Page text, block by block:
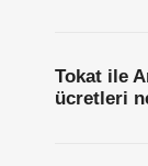
Tokat ile
ücretleri